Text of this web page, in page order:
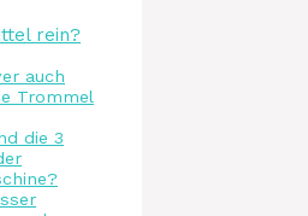
rein?
auch
Trommel
die 3